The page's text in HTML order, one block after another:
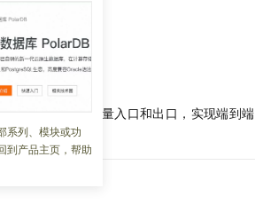
系列、模块或功
到产品主页，帮助
应用提供统一的流量入口和出口，实现端到
。
Kimi 最新旗舰模型，长程编程与推理利
型服务
对象存储 OSS
人工智能平台 PAI 大模型
一站式AI开发、训练和推理服务
Qoder CN
成果
专家
多领域专家智能体,一键组建 AI 虚拟交付团队
平台
GLM-5.2：长任务时代开源旗舰模型
Hermes Agent，打造自进化智能体
自主进化，持久记忆，越用越聪明
Claude Code + GStack 打造工程团
品抢先购
9万
元代金券
阿里云 OPC 创新助力计划
至高百万元 Token 补贴，加速一人公司
Token Plan 模型订阅计划 NEW
Qwen3.8-Max 首发尝鲜，限时加量
千问办公，限时限量积分加倍
价格优势
推动算力普惠，释放技术红利
身份实名认证
短信
OCR 文字识别
发票查验
划
产品生态伙伴工作台
企业增值服务台
企业成长
服务实践
云栖战略参考
云上的中国
看见新力量
金融模力时刻